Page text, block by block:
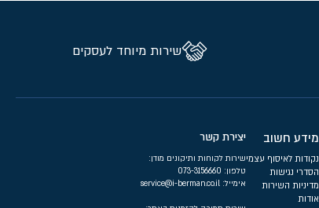
שירות מיוחד לעסקים
מידע חשוב
נקודות לאיסוף עצמי
הסדרי נגישות
מדיניות השירות
אודות
יצירת קשר
שירות לקוחות ותיקונים מודן:
טלפון:
אימייל: